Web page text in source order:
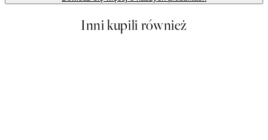
Inni kupili również